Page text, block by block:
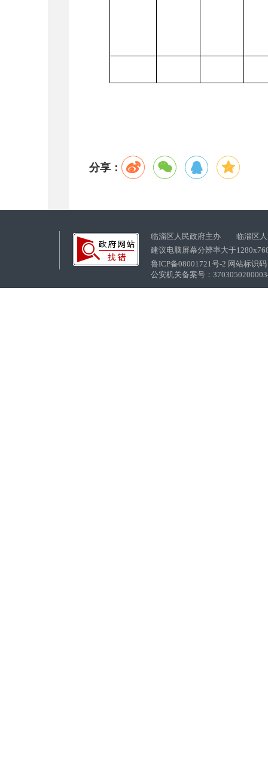
分享：
临淄区人民政府主办 临淄区人
建议电脑屏幕分辨率大于
鲁ICP备08001721号-2 网站标识
公安机关备案号：